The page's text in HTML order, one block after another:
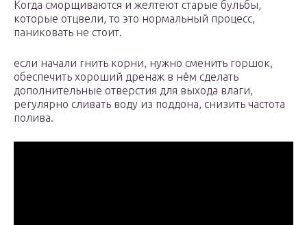
Когда сморщиваются и желтеют старые бульбы,
которые отцвели, то это нормальный процесс,
паниковать не стоит.
если начали гнить корни, нужно сменить горшок,
обеспечить хороший дренаж в нём сделать
дополнительные отверстия для выхода влаги,
регулярно сливать воду из поддона, снизить частота
полива.